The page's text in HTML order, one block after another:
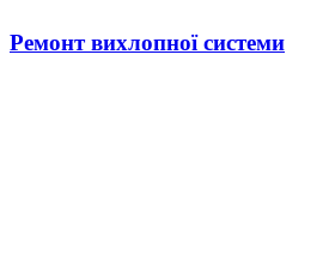
Ремонт вихлопної системи